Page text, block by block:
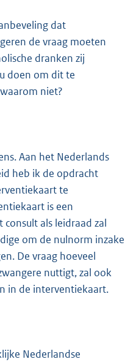
dat
de vraag moeten
dranken zij
doen om dit te
niet?
Aan het Nederlands
heb ik de opdracht
te
is een
als leidraad zal
om de nulnorm inzake
De vraag hoeveel
nuttigt, zal ook
in de interventiekaart.
Nederlandse